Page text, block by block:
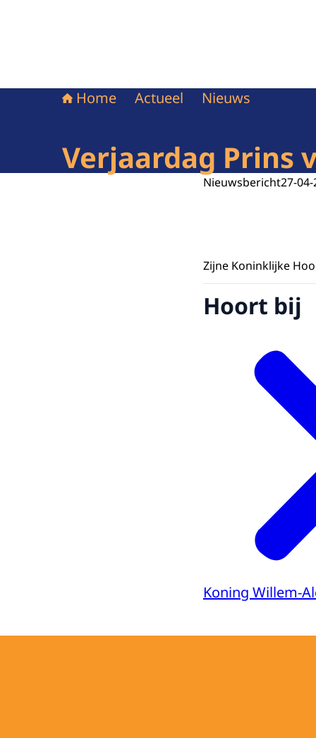
Home Actueel Nieuws
Verjaardag Prins
Nieuwsbericht27-
Zijne Koninklijke
Hoort bij
Koning Willem-